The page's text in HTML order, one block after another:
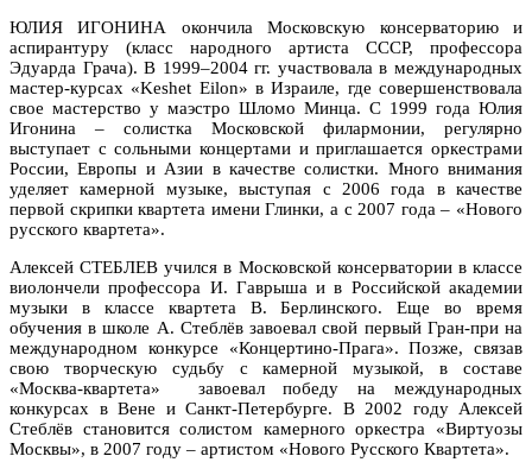
ЮЛИЯ ИГОНИНА окончила Московскую консерваторию и
аспирантуру (класс народного артиста СССР, профессора
Эдуарда Грача). В 1999–2004 гг. участвовала в международных
мастер-курсах «Keshet Eilon» в Израиле, где совершенствовала
свое мастерство у маэстро Шломо Минца. С 1999 года Юлия
Игонина – солистка Московской филармонии, регулярно
выступает с сольными концертами и приглашается оркестрами
России, Европы и Азии в качестве солистки. Много внимания
уделяет камерной музыке, выступая с 2006 года в качестве
первой скрипки квартета имени Глинки, а с 2007 года – «Нового
русского квартета».
Алексей СТЕБЛЕВ учился в Московской консерватории в классе
виолончели профессора И. Гаврыша и в Российской академии
музыки в классе квартета В. Берлинского. Еще во время
обучения в школе А. Стеблёв завоевал свой первый Гран-при на
международном конкурсе «Концертино-Прага». Позже, связав
свою творческую судьбу с камерной музыкой, в составе
«Москва-квартета» завоевал победу на международных
конкурсах в Вене и Санкт-Петербурге. В 2002 году Алексей
Стеблёв становится солистом камерного оркестра «Виртуозы
Москвы», в 2007 году – артистом «Нового Русского Квартета».